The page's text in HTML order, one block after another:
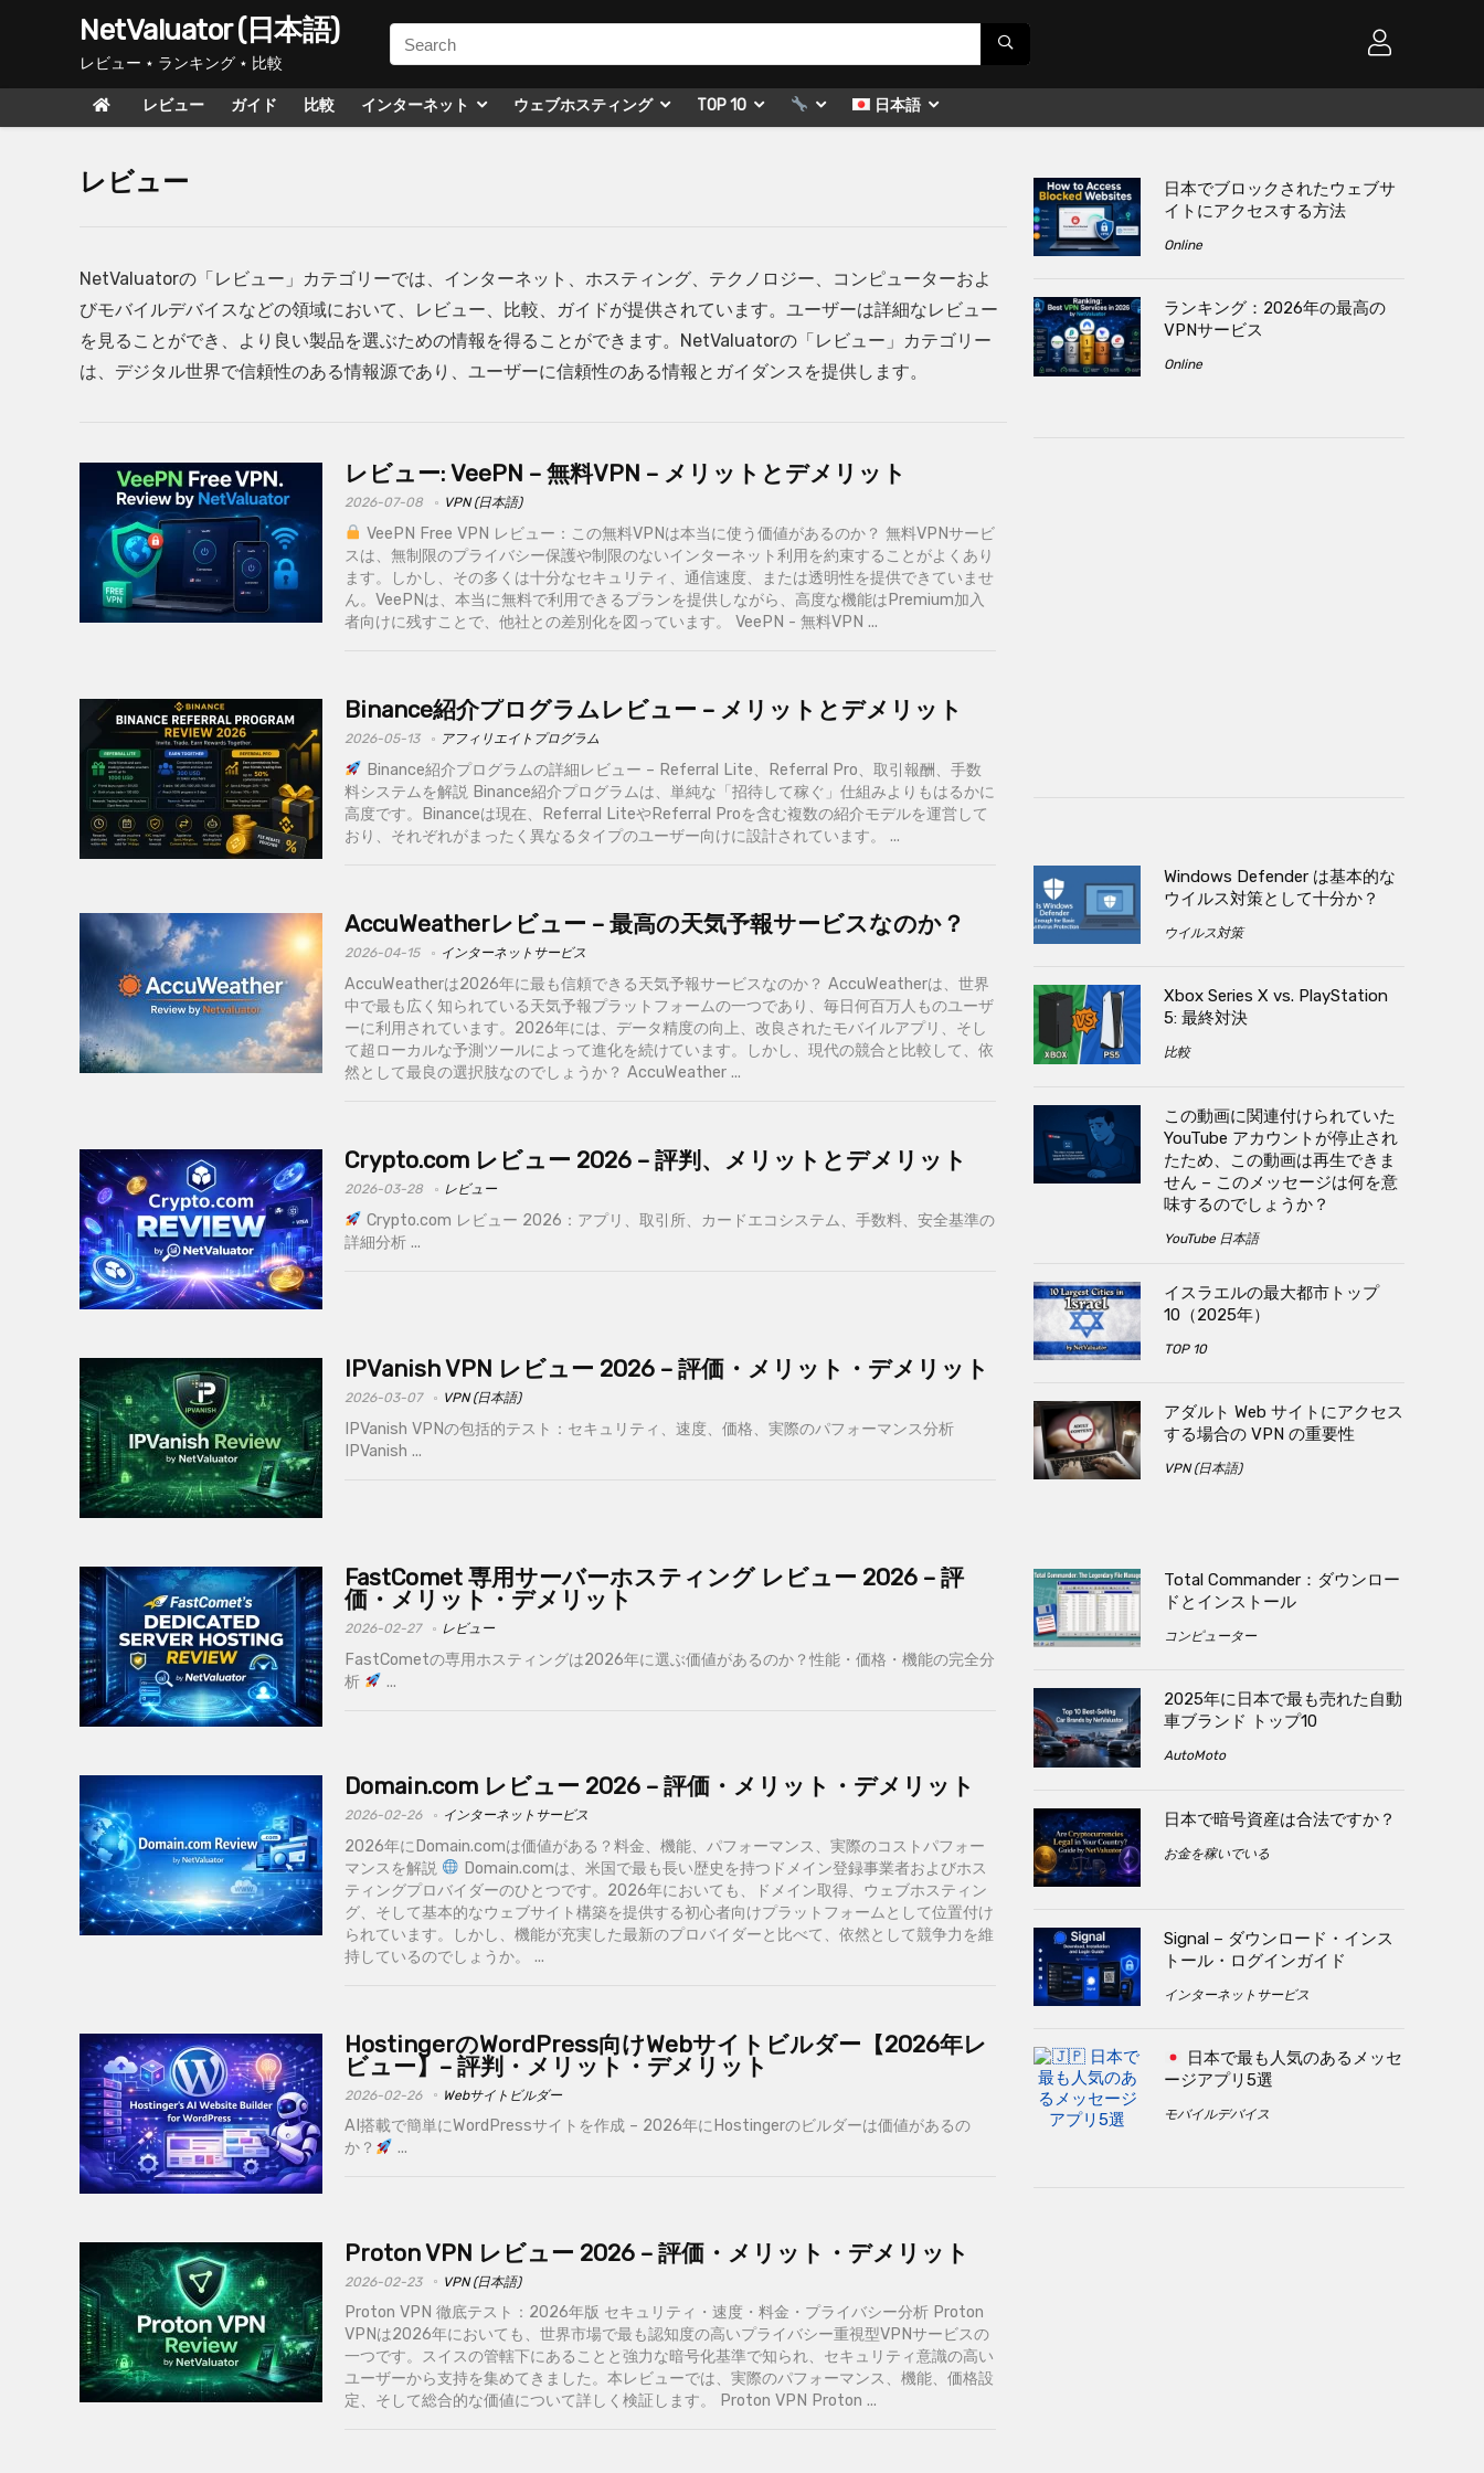
NetValuator (日本語)
レビュー ⋆ ランキング ⋆ 比較
レビュー ガイド 比較 インターネット ウェブホスティング TOP 10 日本語
レビュー
NetValuatorの「レビュー」カテゴリーでは、インターネット、ホスティング、テクノロジー、コンピューターおよ
びモバイルデバイスなどの領域において、レビュー、比較、ガイドが提供されています。ユーザーは詳細なレビュー
を見ることができ、より良い製品を選ぶための情報を得ることができます。NetValuatorの「レビュー」カテゴリー
は、デジタル世界で信頼性のある情報源であり、ユーザーに信頼性のある情報とガイダンスを提供します。
レビュー: VeePN – 無料VPN – メリットとデメリット
2026-07-08 VPN (日本語)
VeePN Free VPN レビュー：この無料VPNは本当に使う価値があるのか？ 無料VPNサービ
スは、無制限のプライバシー保護や制限のないインターネット利用を約束することがよくあり
ます。しかし、その多くは十分なセキュリティ、通信速度、または透明性を提供できていませ
ん。VeePNは、本当に無料で利用できるプランを提供しながら、高度な機能はPremium加入
者向けに残すことで、他社との差別化を図っています。 VeePN - 無料VPN ...
Binance紹介プログラムレビュー – メリットとデメリット
2026-05-13 アフィリエイトプログラム
Binance紹介プログラムの詳細レビュー – Referral Lite、Referral Pro、取引報酬、手数
料システムを解説 Binance紹介プログラムは、単純な「招待して稼ぐ」仕組みよりもはるかに
高度です。Binanceは現在、Referral LiteやReferral Proを含む複数の紹介モデルを運営して
おり、それぞれがまったく異なるタイプのユーザー向けに設計されています。 ...
AccuWeatherレビュー – 最高の天気予報サービスなのか？
2026-04-15 インターネットサービス
AccuWeatherは2026年に最も信頼できる天気予報サービスなのか？ AccuWeatherは、世界
中で最も広く知られている天気予報プラットフォームの一つであり、毎日何百万人ものユーザ
ーに利用されています。2026年には、データ精度の向上、改良されたモバイルアプリ、そし
て超ローカルな予測ツールによって進化を続けています。しかし、現代の競合と比較して、依
然として最良の選択肢なのでしょうか？ AccuWeather ...
Crypto.com レビュー 2026 – 評判、メリットとデメリット
2026-03-28 レビュー
Crypto.com レビュー 2026：アプリ、取引所、カードエコシステム、手数料、安全基準の
詳細分析 ...
IPVanish VPN レビュー 2026 – 評価・メリット・デメリット
2026-03-07 VPN (日本語)
IPVanish VPNの包括的テスト：セキュリティ、速度、価格、実際のパフォーマンス分析
IPVanish ...
FastComet 専用サーバーホスティング レビュー 2026 – 評
価・メリット・デメリット
2026-02-27 レビュー
FastCometの専用ホスティングは2026年に選ぶ価値があるのか？性能・価格・機能の完全分
析
...
Domain.com レビュー 2026 – 評価・メリット・デメリット
2026-02-26 インターネットサービス
2026年にDomain.comは価値がある？料金、機能、パフォーマンス、実際のコストパフォー
マンスを解説
Domain.comは、米国で最も長い歴史を持つドメイン登録事業者およびホス
ティングプロバイダーのひとつです。2026年においても、ドメイン取得、ウェブホスティン
グ、そして基本的なウェブサイト構築を提供する初心者向けプラットフォームとして位置付け
られています。しかし、機能が充実した最新のプロバイダーと比べて、依然として競争力を維
持しているのでしょうか。 ...
HostingerのWordPress向けWebサイトビルダー【2026年レ
ビュー】– 評判・メリット・デメリット
2026-02-26 Webサイトビルダー
AI搭載で簡単にWordPressサイトを作成 – 2026年にHostingerのビルダーは価値があるの
か？
...
Proton VPN レビュー 2026 – 評価・メリット・デメリット
2026-02-23 VPN (日本語)
Proton VPN 徹底テスト：2026年版 セキュリティ・速度・料金・プライバシー分析 Proton
VPNは2026年においても、世界市場で最も認知度の高いプライバシー重視型VPNサービスの
一つです。スイスの管轄下にあることと強力な暗号化基準で知られ、セキュリティ意識の高い
ユーザーから支持を集めてきました。本レビューでは、実際のパフォーマンス、機能、価格設
定、そして総合的な価値について詳しく検証します。 Proton VPN Proton ...
日本でブロックされたウェブサ
イトにアクセスする方法
Online
ランキング：2026年の最高の
VPNサービス
Online
Windows Defender は基本的な
ウイルス対策として十分か？
ウイルス対策
Xbox Series X vs. PlayStation
5: 最終対決
比較
この動画に関連付けられていた
YouTube アカウントが停止され
たため、この動画は再生できま
せん – このメッセージは何を意
味するのでしょうか？
YouTube 日本語
イスラエルの最大都市トップ
10（2025年）
TOP 10
アダルト Web サイトにアクセス
する場合の VPN の重要性
VPN (日本語)
Total Commander：ダウンロー
ドとインストール
コンピューター
2025年に日本で最も売れた自動
車ブランド トップ10
AutoMoto
日本で暗号資産は合法ですか？
お金を稼いでいる
Signal – ダウンロード・インス
トール・ログインガイド
インターネットサービス
日本で最も人気のあるメッセ
ージアプリ5選
モバイルデバイス